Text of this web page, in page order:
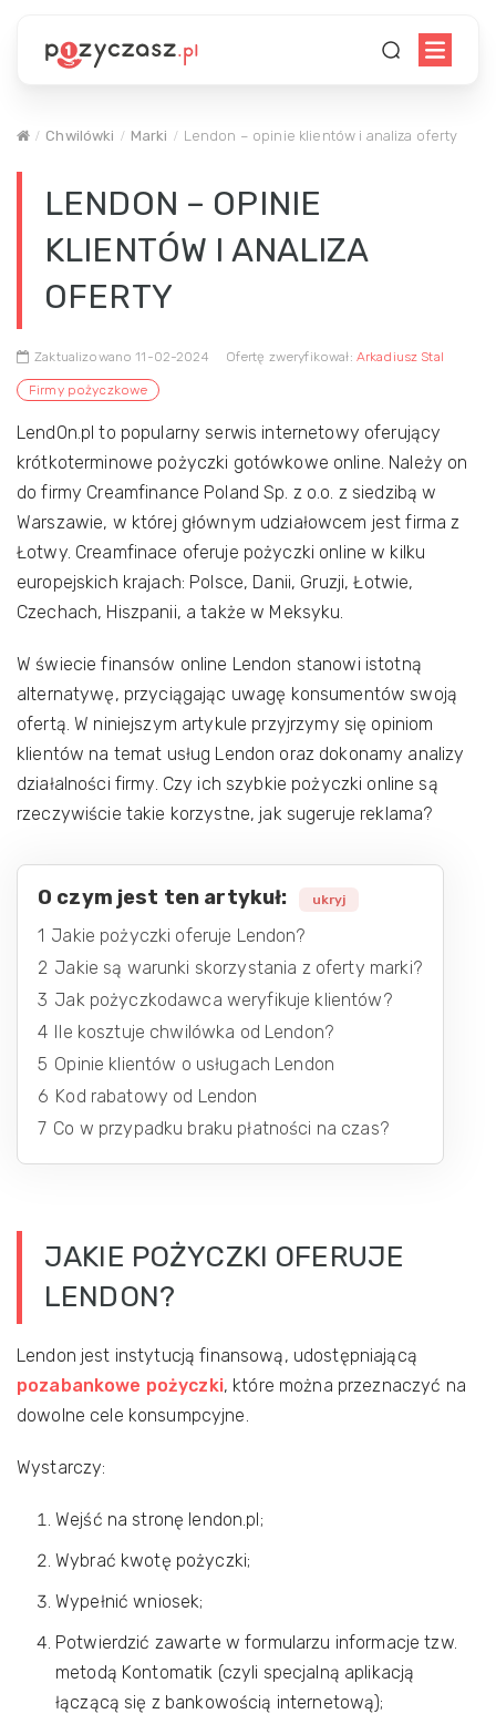
Chwilówki Marki Lendon – opinie klientów i analiza oferty
LENDON – OPINIE
KLIENTÓW I ANALIZA
OFERTY
Zaktualizowano 11-02-2024 Ofertę zweryfikował: Arkadiusz Stal
Firmy pożyczkowe
LendOn.pl to popularny serwis internetowy oferujący
krótkoterminowe pożyczki gotówkowe online. Należy on
do firmy Creamfinance Poland Sp. z o.o. z siedzibą w
Warszawie, w której głównym udziałowcem jest firma z
Łotwy. Creamfinace oferuje pożyczki online w kilku
europejskich krajach: Polsce, Danii, Gruzji, Łotwie,
Czechach, Hiszpanii, a także w Meksyku.
W świecie finansów online Lendon stanowi istotną
alternatywę, przyciągając uwagę konsumentów swoją
ofertą. W niniejszym artykule przyjrzymy się opiniom
klientów na temat usług Lendon oraz dokonamy analizy
działalności firmy. Czy ich szybkie pożyczki online są
rzeczywiście takie korzystne, jak sugeruje reklama?
O czym jest ten artykuł: ukryj
1 Jakie pożyczki oferuje Lendon?
2 Jakie są warunki skorzystania z oferty marki?
3 Jak pożyczkodawca weryfikuje klientów?
4 Ile kosztuje chwilówka od Lendon?
5 Opinie klientów o usługach Lendon
6 Kod rabatowy od Lendon
7 Co w przypadku braku płatności na czas?
JAKIE POŻYCZKI OFERUJE
LENDON?
Lendon jest instytucją finansową, udostępniającą
pozabankowe pożyczki, które można przeznaczyć na
dowolne cele konsumpcyjne.
Wystarczy:
Wejść na stronę lendon.pl;
Wybrać kwotę pożyczki;
Wypełnić wniosek;
Potwierdzić zawarte w formularzu informacje tzw.
metodą Kontomatik (czyli specjalną aplikacją
łączącą się z bankowością internetową);